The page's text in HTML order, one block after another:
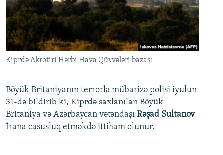
Kiprdə Akrotiri Hərbi Hava Qüvvələri bazası
Böyük Britaniyanın terrorla mübarizə polisi iyulun
31-də bildirib ki, Kiprdə saxlanılan Böyük
Britaniya və Azərbaycan vətəndaşı Rəşad Sultanov
İrana casusluq etməkdə ittiham olunur.